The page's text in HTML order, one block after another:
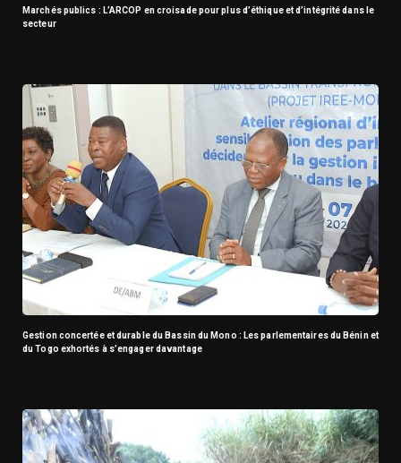
Marchés publics : L’ARCOP en croisade pour plus d’éthique et d’intégrité dans le
secteur
Gestion concertée et durable du Bassin du Mono : Les parlementaires du Bénin et
du Togo exhortés à s’engager davantage